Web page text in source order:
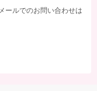
ルでのお問い合わせは